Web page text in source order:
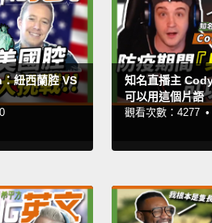
紐西蘭腔 VS
知名直播主
可以用這個片語
觀看次數：4277